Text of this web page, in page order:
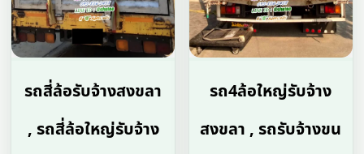
รถสี่ล้อรับจ้างสงขลา
, รถสี่ล้อใหญ่รับจ้าง
รถ4ล้อใหญ่รับจ้าง
สงขลา , รถรับจ้างขน